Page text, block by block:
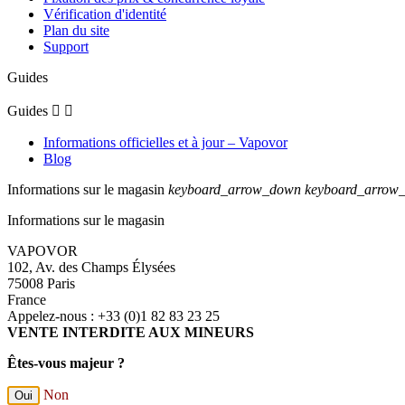
Vérification d'identité
Plan du site
Support
Guides
Guides  
Informations officielles et à jour – Vapovor
Blog
Informations sur le magasin keyboard_arrow_down
Informations sur le magasin
VAPOVOR
102, Av. des Champs Élysées
75008 Paris
France
Appelez-nous : +33 (0)1 82 83 23 25
VENTE INTERDITE AUX MINEURS
Êtes-vous majeur ?
Oui Non